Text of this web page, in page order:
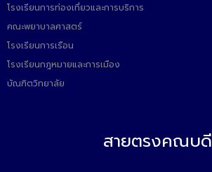
โรงเรียนการท่องเที่ยวและการบริการ
คณะพยาบาลศาสตร์
โรงเรียนการเรือน
โรงเรียนกฎหมายและการเมือง
บัณฑิตวิทยาลัย
สายตรงคณบดี